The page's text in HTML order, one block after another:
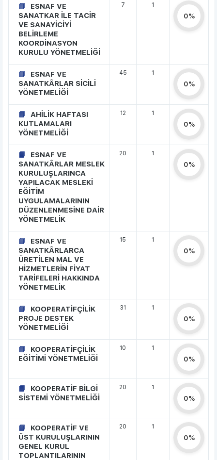
ESNAF VE
SANATKAR İLE TACİR
VE SANAYİCİYİ
BELİRLEME
KOORDİNASYON
KURULU YÖNETMELİĞİ
7 1
0%
ESNAF VE
SANATKÂRLAR SİCİLİ
YÖNETMELİĞİ
45 1
0%
AHİLİK HAFTASI
KUTLAMALARI
YÖNETMELİĞİ
12 1
0%
ESNAF VE
SANATKÂRLAR MESLEK
KURULUŞLARINCA
YAPILACAK MESLEKİ
EĞİTİM
UYGULAMALARININ
DÜZENLENMESİNE DAİR
YÖNETMELİK
20 1
0%
ESNAF VE
SANATKÂRLARCA
ÜRETİLEN MAL VE
HİZMETLERİN FİYAT
TARİFELERİ HAKKINDA
YÖNETMELİK
15 1
0%
KOOPERATİFÇİLİK
PROJE DESTEK
YÖNETMELİĞİ
31 1
0%
KOOPERATİFÇİLİK
EĞİTİMİ YÖNETMELİĞİ
10 1
0%
KOOPERATİF BİLGİ
SİSTEMİ YÖNETMELİĞİ
20 1
0%
KOOPERATİF VE
ÜST KURULUŞLARININ
GENEL KURUL
TOPLANTILARININ
20 1
0%